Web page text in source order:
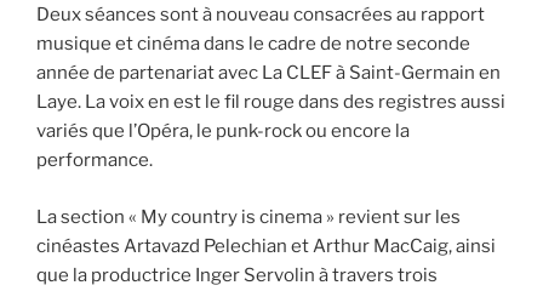
Deux séances sont à nouveau consacrées au rapport
musique et cinéma dans le cadre de notre seconde
année de partenariat avec La CLEF à Saint-Germain en
Laye. La voix en est le fil rouge dans des registres aussi
variés que l’Opéra, le punk-rock ou encore la
performance.
La section « My country is cinema » revient sur les
cinéastes Artavazd Pelechian et Arthur MacCaig, ainsi
que la productrice Inger Servolin à travers trois